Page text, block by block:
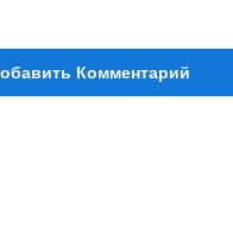
Комментарий